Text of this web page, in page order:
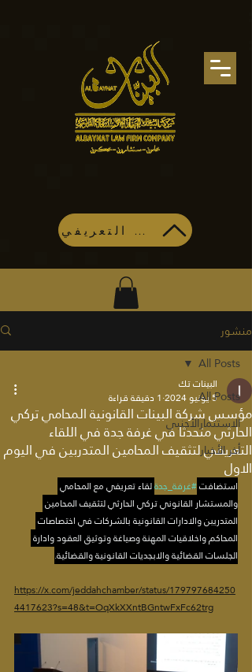
تحميل الملف التعريفي
منشور
All Posts
الاستثمارالأجنبي
أخر الأخبار
All Posts
مؤسس شركة البينات القانونية المحامي تركي
الحارثي متحدثا في غرفة جدة في اللقاء
التعريفي لتثقيف المحامين المتدربين في اليوم
الاول
البينات تك
5 يونيو 2024
1 دقيقة قراءة
استضافت #غرفة_جدةلقاء تعريفي مع المحامي
والمستشار القانوني تركي الحارثي لتثقيف المحامين
المتدريبن والادارات القانونية بالشركات في اختصاصات
المحاكم واخلاقيات المهنة وصياغة وتوثيق العقود وادارة
الجلسات القضائية والابجديات القانونية والقضائية.
https://x.com/jeddahchamber/status/179797684250
4417623?s=48&t=OqXkXXntBGntwFxFc62trg